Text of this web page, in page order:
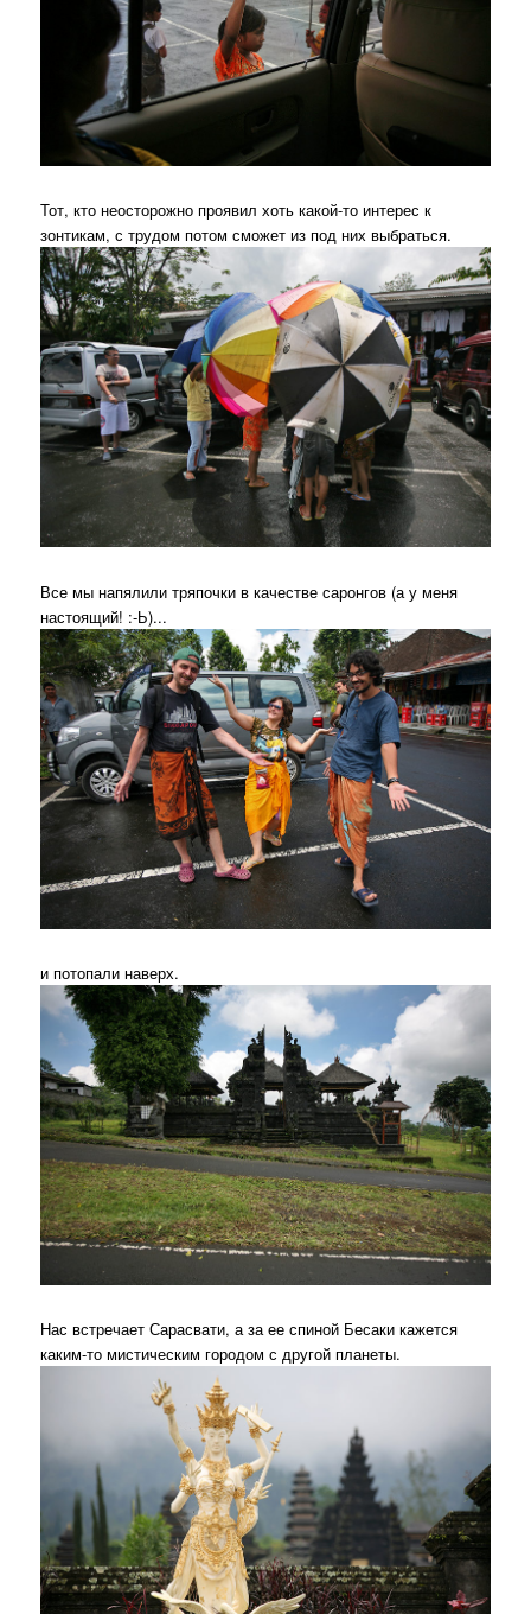
Тот, кто неосторожно проявил хоть какой-то интерес к
зонтикам, с трудом потом сможет из под них выбраться.
Все мы напялили тряпочки в качестве саронгов (а у меня
настоящий! :-Ь)...
и потопали наверх.
Нас встречает Сарасвати, а за ее спиной Бесаки кажется
каким-то мистическим городом с другой планеты.